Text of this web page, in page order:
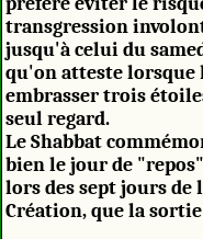
transgression
jusqu'à celui du
qu'on atteste lorsque
embrasser trois
seul regard.
Le Shabbat
bien le jour de
lors des sept jours de
Création, que la